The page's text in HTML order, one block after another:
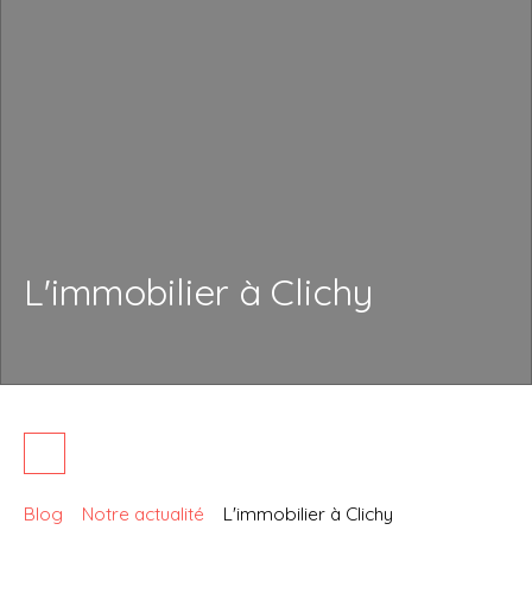
L'immobilier à Clichy
Blog Notre actualité L'immobilier à Clichy